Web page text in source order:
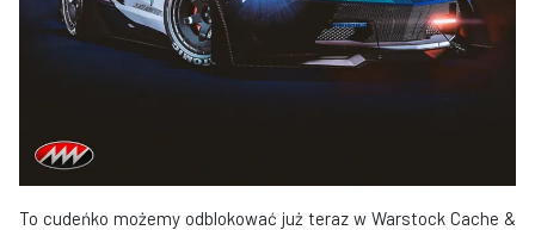
To cudeńko możemy odblokować już teraz w Warstock Cache &